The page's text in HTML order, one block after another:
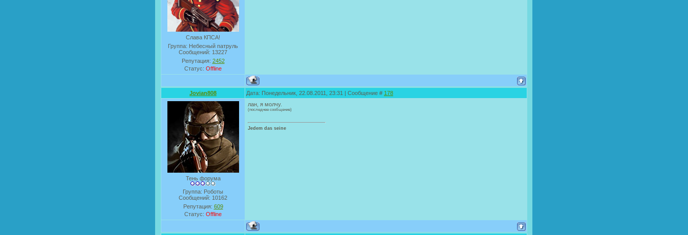
Слава КПСА!
Группа: Небесный патруль
Сообщений: 13227
Репутация: 2452
Статус: Offline
Jovian808 Дата: Понедельник, 22.08.2011, 23:31 | Сообщение # 178
Тень форума
Группа: Роботы
Сообщений: 10162
Репутация: 609
Статус: Offline
лан, я молчу.
(последнее сообщение)
Jedem das seine